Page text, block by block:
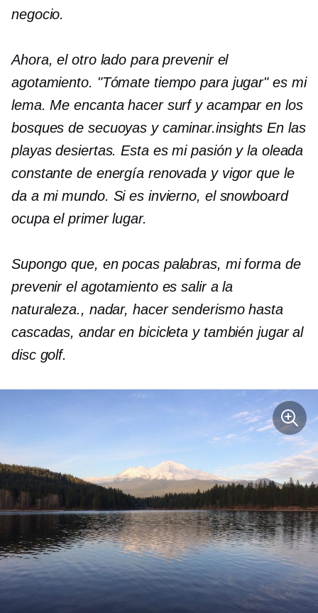
negocio.
Ahora, el otro lado para prevenir el
agotamiento. "Tómate tiempo para jugar" es mi
lema. Me encanta hacer surf y acampar en los
bosques de secuoyas y caminar.insights En las
playas desiertas. Esta es mi pasión y la oleada
constante de energía renovada y vigor que le
da a mi mundo. Si es invierno, el snowboard
ocupa el primer lugar.
Supongo que, en pocas palabras, mi forma de
prevenir el agotamiento es salir a la
naturaleza., nadar, hacer senderismo hasta
cascadas, andar en bicicleta y también jugar al
disc golf.